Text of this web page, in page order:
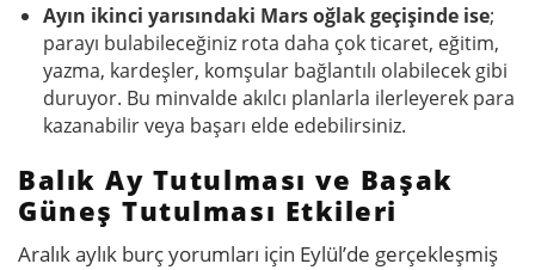
Ayın ikinci yarısındaki Mars oğlak geçişinde ise;
parayı bulabileceğiniz rota daha çok ticaret, eğitim,
yazma, kardeşler, komşular bağlantılı olabilecek gibi
duruyor. Bu minvalde akılcı planlarla ilerleyerek para
kazanabilir veya başarı elde edebilirsiniz.
Balık Ay Tutulması ve Başak
Güneş Tutulması Etkileri
Aralık aylık burç yorumları için Eylül’de gerçekleşmiş